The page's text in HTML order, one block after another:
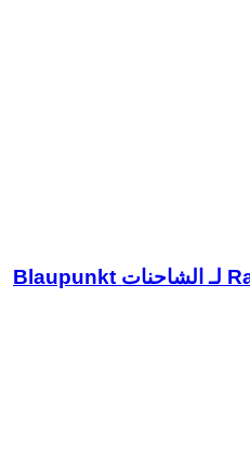
المسجل Radio pentru MAN لـ الشاحنات Blaupunkt